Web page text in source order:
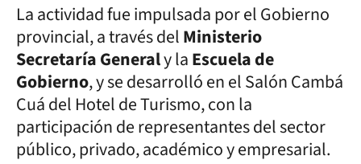
La actividad fue impulsada por el Gobierno
provincial, a través delMinisterio
Secretaría Generaly laEscuela de
Gobierno, y se desarrolló en el Salón Cambá
Cuá del Hotel de Turismo, con la
participación de representantes del sector
público, privado, académico y empresarial.